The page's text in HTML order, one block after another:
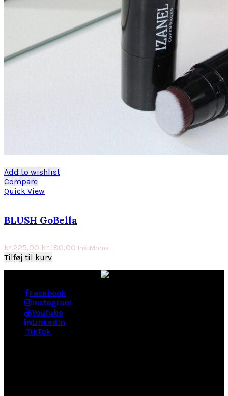
Add to wishlist
Compare
Quick View
BLUSH GoBella
kr.225,00 kr.180,00 Inkl.Moms
Tilføj til kurv
Facebook
Instagram
YouTube
LinkedIn
TikTok